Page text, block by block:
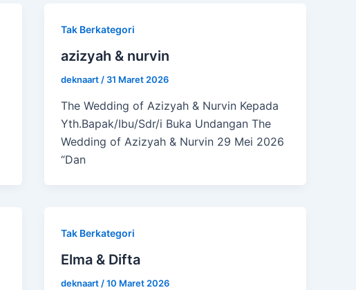
Tak Berkategori
azizyah & nurvin
deknaart / 31 Maret 2026
The Wedding of Azizyah & Nurvin Kepada
Yth.Bapak/Ibu/Sdr/i Buka Undangan The
Wedding of Azizyah & Nurvin 29 Mei 2026
“Dan
Tak Berkategori
Elma & Difta
deknaart /10 Maret 2026